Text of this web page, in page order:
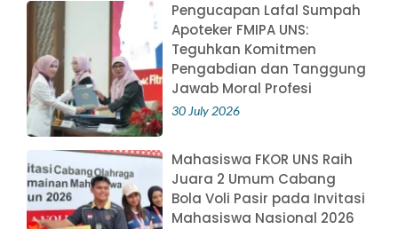
Pengucapan Lafal Sumpah
Apoteker FMIPA UNS:
Teguhkan Komitmen
Pengabdian dan Tanggung
Jawab Moral Profesi
30 July 2026
Mahasiswa FKOR UNS Raih
Juara 2 Umum Cabang
Bola Voli Pasir pada Invitasi
Mahasiswa Nasional 2026